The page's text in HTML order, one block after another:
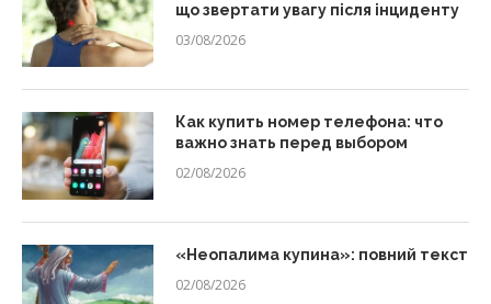
що звертати увагу після інциденту
03/08/2026
Как купить номер телефона: что
важно знать перед выбором
02/08/2026
«Неопалима купина»: повний текст
02/08/2026